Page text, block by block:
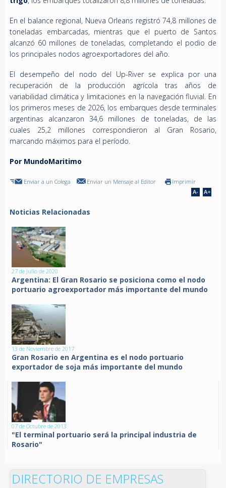
En el balance regional, Nueva Orleans registró 74,8 millones de
toneladas embarcadas, mientras que el puerto de Santos
alcanzó 60 millones de toneladas, completando el podio de
los principales nodos agroexportadores del año.
El desempeño del nodo del Up-River se explica por una
recuperación de la producción agrícola tras años de
variabilidad climática y limitaciones en la navegación fluvial. En
los primeros meses de 2026, los embarques desde terminales
argentinas alcanzaron 34,6 millones de toneladas, de las
cuales 25,2 millones correspondieron al Gran Rosario,
marcando máximos para el período.
Por MundoMaritimo
Enviar a un Colega Enviar un Mensaje al Editor Imprimir
Noticias Relacionadas
27 de Julio de 2020
Argentina: El Gran Rosario se posiciona como el nodo
portuario agroexportador más importante del mundo
13 de Noviembre de 2017
Gran Rosario en Argentina es el nodo portuario
exportador de soja más importante del mundo
07 de Octubre de 2013
"El terminal portuario será la principal industria de
Rosario"
DIRECTORIO DE EMPRESAS